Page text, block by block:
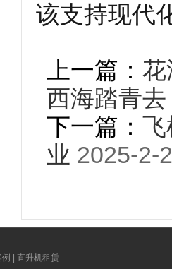
该支持现代
上一篇： 花
西海踏青去
下一篇： 飞
业 2025-2-
例 | 直升机租赁